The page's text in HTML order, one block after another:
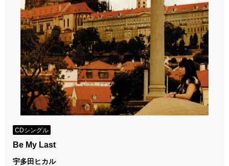
CDシングル
Be My Last
宇多田ヒカル